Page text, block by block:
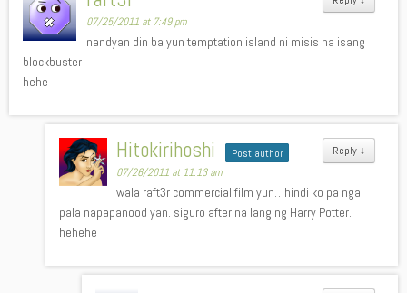
07/25/2011 at 7:49 pm
nandyan din ba yun temptation island ni misis na isang
blockbuster
hehe
Reply ↓
Hitokirihoshi Post author
07/26/2011 at 11:13 am
wala raft3r commercial film yun…hindi ko pa nga
pala napapanood yan. siguro after na lang ng Harry Potter.
hehehe